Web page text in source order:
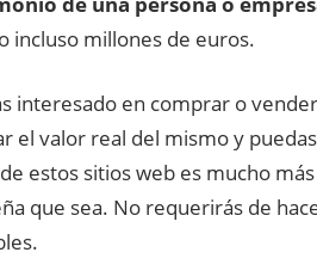
incluso millones de euros.
interesado en comprar o
el valor real del mismo y
estos sitios web es mucho
que sea. No requerirás de